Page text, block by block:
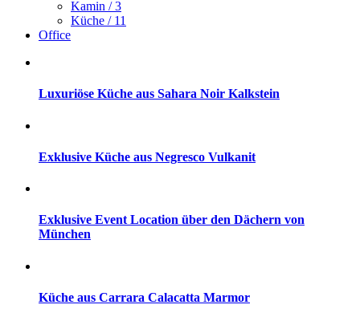
Kamin / 3
Küche / 11
Office
Luxuriöse Küche aus Sahara Noir Kalkstein
Exklusive Küche aus Negresco Vulkanit
Exklusive Event Location über den Dächern von
München
Küche aus Carrara Calacatta Marmor